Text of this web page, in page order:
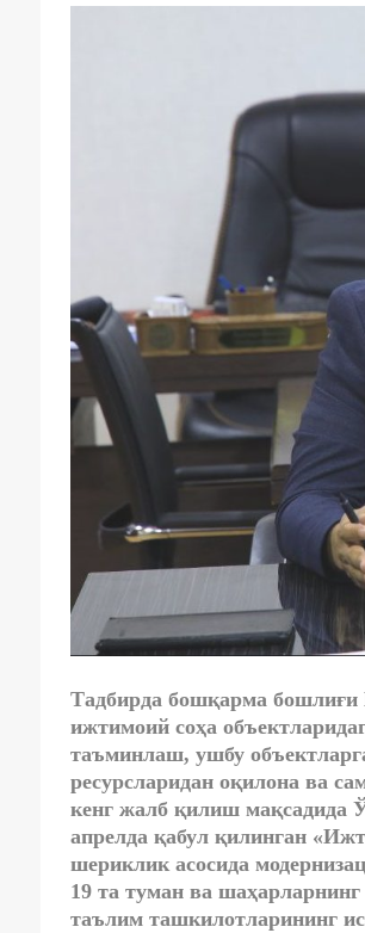
Тадбирда бошқарма
ижтимоий соҳа
таъминлаш, ушбу
ресурсларидан оқилона ва
кенг жалб қилиш мақсадида
апрелда қабул қилинган
шериклик асосида
19 та туман ва
таълим ташкилотларининг